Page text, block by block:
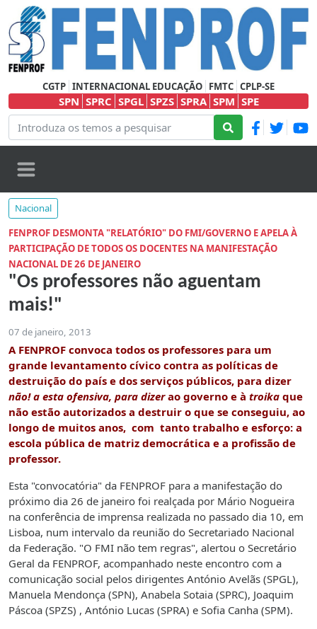
CGTP INTERNACIONAL EDUCAÇÃO FMTC CPLP-SE
SPN SPRC SPGL SPZS SPRA SPM SPE
Nacional
FENPROF DESMONTA "RELATÓRIO" DO FMI/GOVERNO E APELA À
PARTICIPAÇÃO DE TODOS OS DOCENTES NA MANIFESTAÇÃO
NACIONAL DE 26 DE JANEIRO
"Os professores não aguentam
mais!"
07 de janeiro, 2013
A FENPROF convoca todos os professores para um
grande levantamento cívico contra as políticas de
destruição do país e dos serviços públicos, para dizer
não!a esta ofensiva, para dizerao governo e à troika que
não estão autorizados a destruir o que se conseguiu, ao
longo de muitos anos, com tanto trabalho e esforço: a
escola pública de matriz democrática e a profissão de
professor.
Esta "convocatória" da FENPROF para a manifestação do
próximo dia 26 de janeiro foi realçada por Mário Nogueira
na conferência de imprensa realizada no passado dia 10, em
Lisboa, num intervalo da reunião do Secretariado Nacional
da Federação. "O FMI não tem regras", alertou o Secretário
Geral da FENPROF, acompanhado neste encontro com a
comunicação social pelos dirigentes António Avelãs (SPGL),
Manuela Mendonça (SPN), Anabela Sotaia (SPRC), Joaquim
Páscoa (SPZS) , António Lucas (SPRA) e Sofia Canha (SPM).